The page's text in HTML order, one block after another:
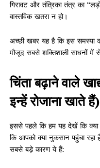
गिरावट और तंत्रिका तंत्र का
वास्तविक खतरा न हो।
अच्छी खबर यह है कि इस समस्या
मौजूद सबसे शक्तिशाली साधनों में
चिंता बढ़ाने वाले
इन्हें रोजाना खाते हैं)
इससे पहले कि हम यह देखें कि
कि आपको क्या नुकसान पहुंचा रहा
सबसे बड़े कारण ये हैं: